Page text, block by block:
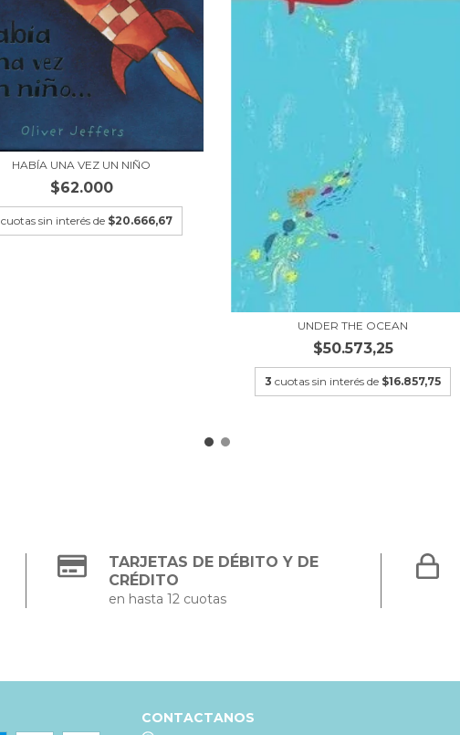
HABÍA UNA VEZ UN NIÑO
$62.000
cuotas sin interés de $20.666,67
UNDER THE OCEAN
$50.573,25
3 cuotas sin interés de $16.857,75
TARJETAS DE DÉBITO Y DE
CRÉDITO
en hasta 12 cuotas
CONTACTANOS